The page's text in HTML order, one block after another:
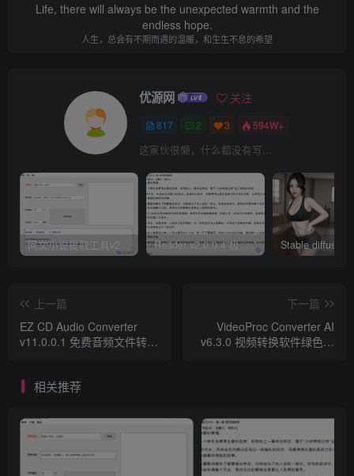
Life, there will always be the unexpected warmth and the
endless hope.
人生，总会有不期而遇的温暖，和生生不息的希望
优源网 关注
817 2 3 594W+
这家伙很懒，什么都没有写...
网文小说提取工具v2.10.02 可以自动下载小说 从此不再花钱看小说 Reader v2.0.0.4 极简小说阅读器支持导入在线及离线书源
上一篇
EZ CD Audio Converter
v11.0.0.1 免费音频文件转换
下一篇
VideoProc Converter AI
v6.3.0 视频转换软件绿色便
相关推荐